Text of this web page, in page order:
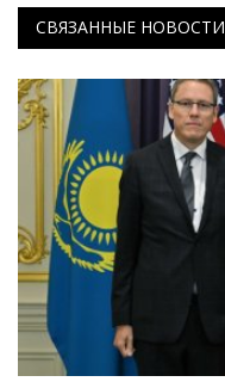
СВЯЗАННЫЕ НОВОСТИ